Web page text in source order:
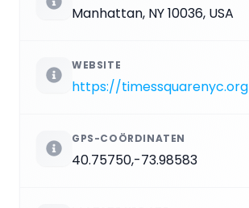
Manhattan, NY 10036, USA
WEBSITE
https://timessquarenyc.org
GPS-COÖRDINATEN
40.75750,-73.98583